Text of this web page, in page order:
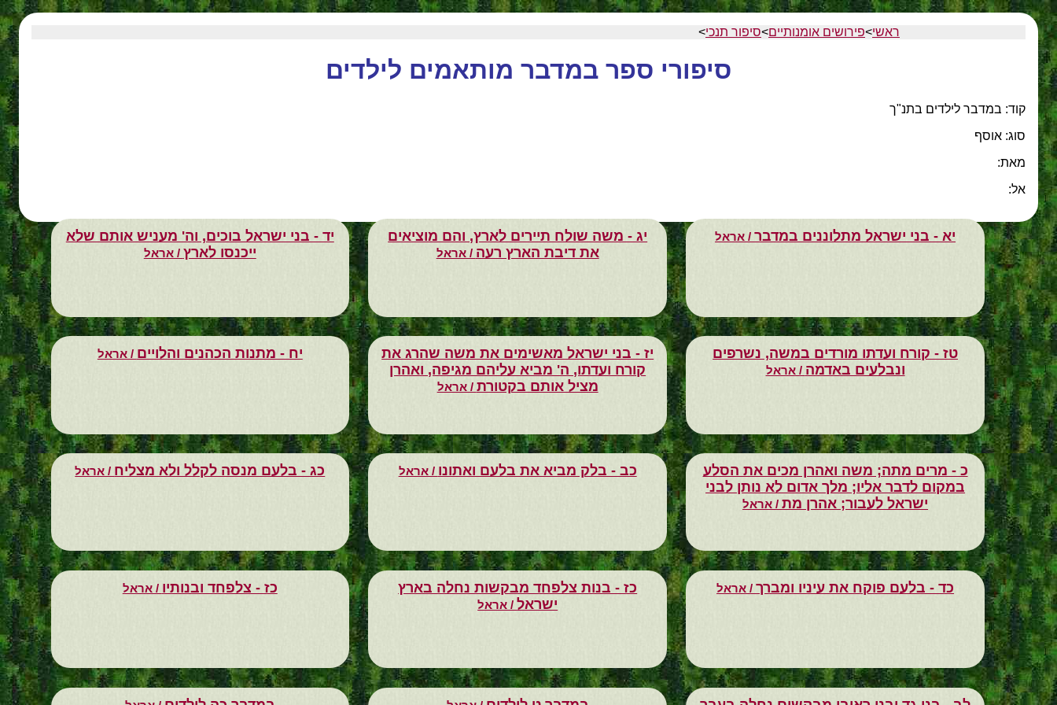
ראשי>פירושים אומנותיים>סיפור תנכי>
סיפורי ספר במדבר מותאמים לילדים
קוד: במדבר לילדים בתנ"ך
סוג: אוסף
מאת:
אל:
יא - בני ישראל מתלוננים במדבר/ אראל
יג - משה שולח תיירים לארץ, והם מוציאים
את דיבת הארץ רעה / אראל
יד - בני ישראל בוכים, וה' מעניש אותם שלא
ייכנסו לארץ / אראל
טז - קורח ועדתו מורדים במשה, נשרפים
ונבלעים באדמה / אראל
יז - בני ישראל מאשימים את משה שהרג את
קורח ועדתו, ה' מביא עליהם מגיפה, ואהרן
מציל אותם בקטורת / אראל
יח - מתנות הכהנים והלויים / אראל
כ - מרים מתה; משה ואהרן מכים את הסלע
במקום לדבר אליו; מלך אדום לא נותן לבני
ישראל לעבור; אהרן מת/ אראל
כב - בלק מביא את בלעם ואתונו / אראל כג - בלעם מנסה לקלל ולא מצליח / אראל
כד - בלעם פוקח את עיניו ומברך/ אראל
כז - בנות צלפחד מבקשות נחלה בארץ
ישראל/ אראל
כז - צלפחד ובנותיו / אראל